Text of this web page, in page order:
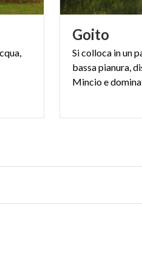
Goito
Si colloca in un
bassa pianura,